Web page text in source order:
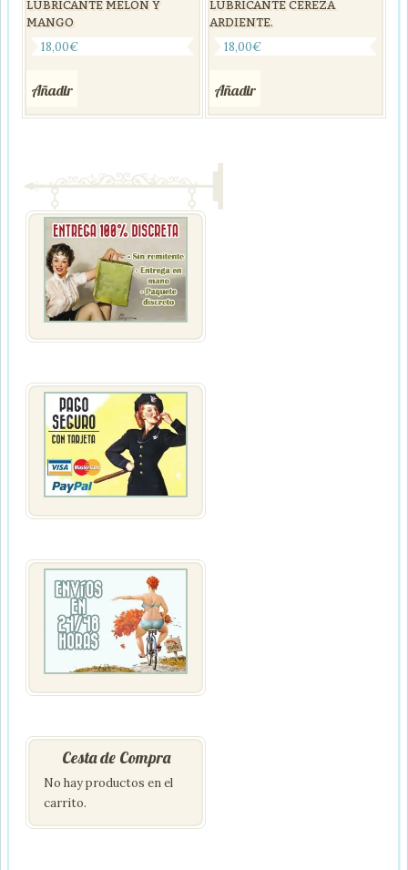
LUBRICANTE MELON Y
MANGO
18,00€
Añadir
LUBRICANTE CEREZA
ARDIENTE.
18,00€
Añadir
Cesta de Compra
No hay productos en el
carrito.